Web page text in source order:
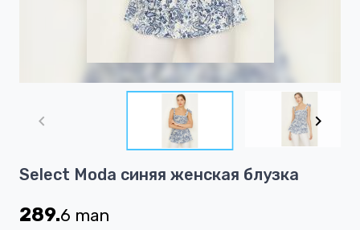
1
4
Select Moda синяя женская блузка
289.6 man